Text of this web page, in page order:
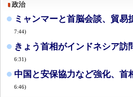
政治
ミャンマーと首脳会談、貿易
7:44)
きょう首相がインドネシア訪
6:31)
中国と安保協力など強化、首
6:46)